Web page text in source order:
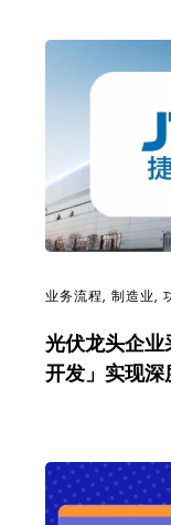
业务流程,制造业,
光伏龙头企
开发」实现